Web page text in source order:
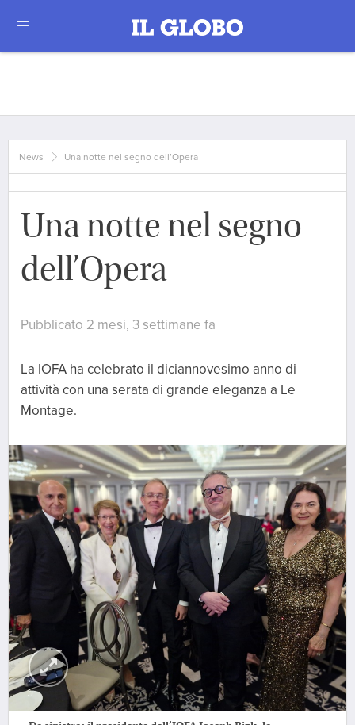
News Una notte nel segno dell’Opera
Una notte nel segno
dell’Opera
Pubblicato 2 mesi, 3 settimane fa
La IOFA ha celebrato il diciannovesimo anno di
attività con una serata di grande eleganza a Le
Montage.